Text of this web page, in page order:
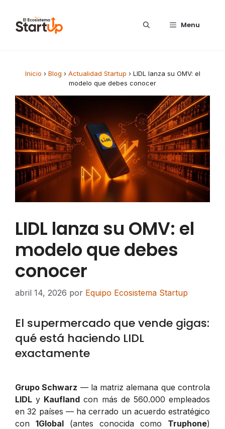
Menu
Inicio › Blog › Actualidad Startup › LIDL lanza su OMV: el
modelo que debes conocer
LIDL lanza su OMV: el
modelo que debes
conocer
abril 14, 2026 por Equipo Ecosistema Startup
El supermercado que vende gigas:
qué está haciendo LIDL
exactamente
Grupo Schwarz — la matriz alemana que controla
LIDL y Kaufland con más de 560.000 empleados
en 32 países — ha cerrado un acuerdo estratégico
con 1Global (antes conocida como Truphone)